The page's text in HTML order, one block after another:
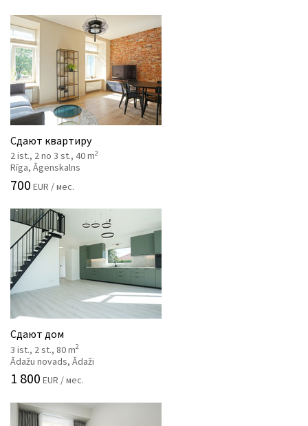
Сдают квартиру
2 ist., 2 no 3 st., 40 m2
Rīga, Āgenskalns
700 EUR / мес.
Сдают дом
3 ist., 2 st., 80 m2
Ādažu novads, Ādaži
1 800 EUR / мес.